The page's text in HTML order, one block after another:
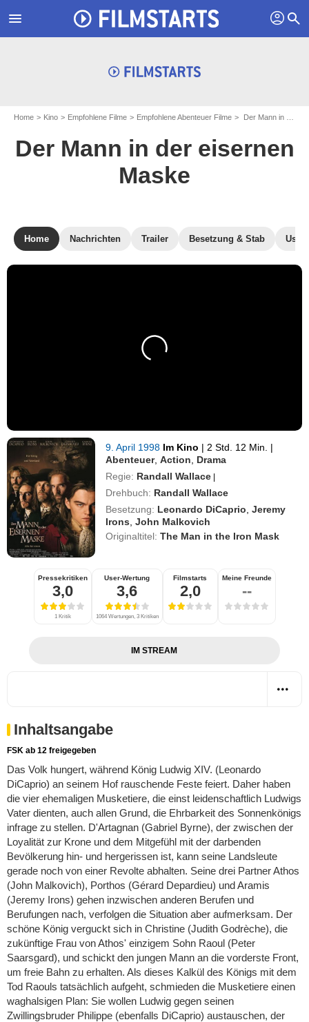
menu profil search
Home Kino Empfohlene Filme Empfohlene Abenteuer Filme Der Mann in der eisernen Maske
Der Mann in der eisernen
Maske
Home Nachrichten Trailer Besetzung & Stab
9. April 1998 Im Kino | 2 Std. 12 Min. |
Abenteuer,Action
Drama
Regie: Randall Wallace |
Drehbuch: Randall Wallace
Besetzung: Leonardo DiCaprio ,Jeremy
Irons ,John Malkovich
Originaltitel:The Man in the Iron Mask
Pressekritiken
3,0
1 Kritik
User-Wertung
3,6
1064 Wertungen, 3 Kritiken
Filmstarts
2,0
Meine Freunde
--
IM STREAM
Inhaltsangabe
FSK ab 12 freigegeben
Das Volk hungert, während König Ludwig XIV. (Leonardo
DiCaprio) an seinem Hof rauschende Feste feiert. Daher haben
die vier ehemaligen Musketiere, die einst leidenschaftlich Ludwigs
Vater dienten, auch allen Grund, die Ehrbarkeit des Sonnenkönigs
infrage zu stellen. D'Artagnan (Gabriel Byrne), der zwischen der
Loyalität zur Krone und dem Mitgefühl mit der darbenden
Bevölkerung hin- und hergerissen ist, kann seine Landsleute
gerade noch von einer Revolte abhalten. Seine drei Partner Athos
(John Malkovich), Porthos (Gérard Depardieu) und Aramis
(Jeremy Irons) gehen inzwischen anderen Berufen und
Berufungen nach, verfolgen die Situation aber aufmerksam. Der
schöne König verguckt sich in Christine (Judith Godrèche), die
zukünftige Frau von Athos' einzigem Sohn Raoul (Peter
Saarsgard), und schickt den jungen Mann an die vorderste Front,
um freie Bahn zu erhalten. Als dieses Kalkül des Königs mit dem
Tod Raouls tatsächlich aufgeht, schmieden die Musketiere einen
waghalsigen Plan: Sie wollen Ludwig gegen seinen
Zwillingsbruder Philippe (ebenfalls DiCaprio) austauschen, der